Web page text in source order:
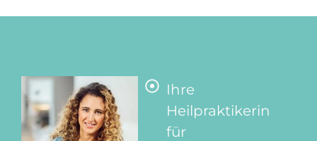
Ihre
Heilpraktikerin
für